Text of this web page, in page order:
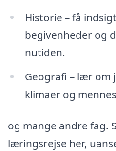
Historie – få
begivenheder og
nutiden.
Geografi – lær om
klimaer og
og mange andre fag.
læringsrejse her,